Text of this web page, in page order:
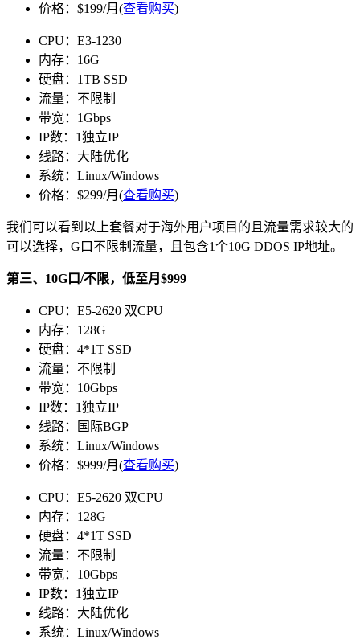
价格：$199/月(查看购买)
CPU：E3-1230
内存：16G
硬盘：1TB SSD
流量：不限制
带宽：1Gbps
IP数：1独立IP
线路：大陆优化
系统：Linux/Windows
价格：$299/月(查看购买)
我们可以看到以上套餐对于海外用户项目的且流量需求较大的
可以选择，G口不限制流量，且包含1个10G DDOS IP地址。
第三、10G口/不限，低至月$999
CPU：E5-2620 双CPU
内存：128G
硬盘：4*1T SSD
流量：不限制
带宽：10Gbps
IP数：1独立IP
线路：国际BGP
系统：Linux/Windows
价格：$999/月(查看购买)
CPU：E5-2620 双CPU
内存：128G
硬盘：4*1T SSD
流量：不限制
带宽：10Gbps
IP数：1独立IP
线路：大陆优化
系统：Linux/Windows